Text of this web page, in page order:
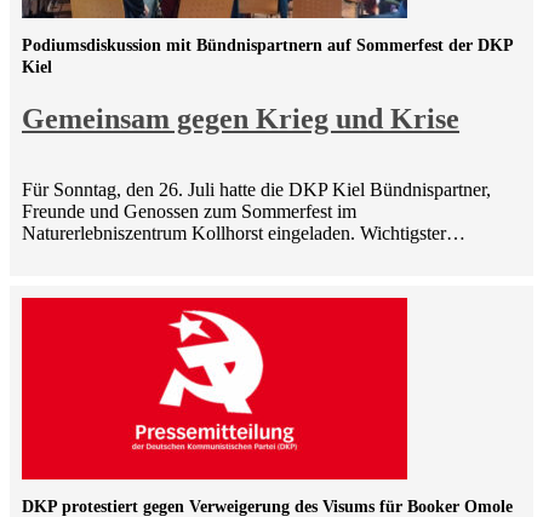
Gemeinsam gegen Krieg und Krise
Podiumsdiskussion mit Bündnispartnern auf Sommerfest der DKP
Kiel
Für Sonntag, den 26. Juli hatte die DKP Kiel Bündnispartner,
Freunde und Genossen zum Sommerfest im
Naturerlebniszentrum Kollhorst eingeladen. Wichtigster…
DKP protestiert gegen Verweigerung des Visums für Booker Omole